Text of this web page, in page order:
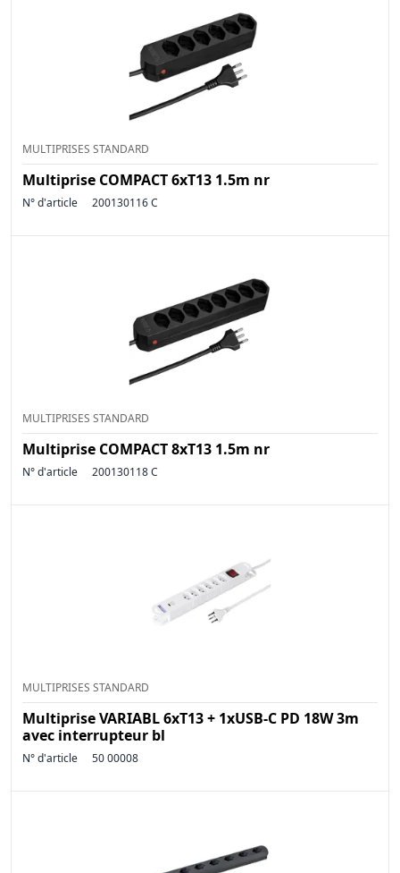
MULTIPRISES STANDARD
Multiprise COMPACT 6xT13 1.5m nr
N° d'article 200130116 C
MULTIPRISES STANDARD
Multiprise COMPACT 8xT13 1.5m nr
N° d'article 200130118 C
MULTIPRISES STANDARD
Multiprise VARIABL 6xT13 + 1xUSB-C PD 18W 3m
avec interrupteur bl
N° d'article 50 00008